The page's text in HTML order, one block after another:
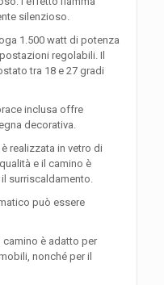
silenzioso.
1.500 watt di potenza
regolabili. Il
tra 18 e 27 gradi
inclusa offre
decorativa.
realizzata in vetro di
e il camino è
surriscaldamento.
può essere
è adatto per
nonché per il